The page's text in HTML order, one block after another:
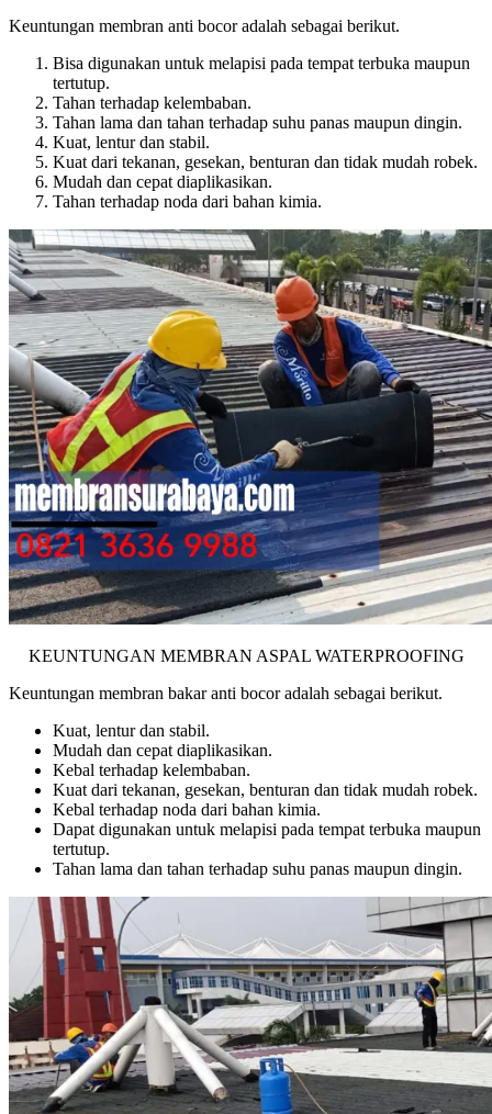
Keuntungan membran anti bocor adalah sebagai berikut.
Bisa digunakan untuk melapisi pada tempat terbuka maupun
tertutup.
Tahan terhadap kelembaban.
Tahan lama dan tahan terhadap suhu panas maupun dingin.
Kuat, lentur dan stabil.
Kuat dari tekanan, gesekan, benturan dan tidak mudah robek.
Mudah dan cepat diaplikasikan.
Tahan terhadap noda dari bahan kimia.
KEUNTUNGAN MEMBRAN ASPAL WATERPROOFING
Keuntungan membran bakar anti bocor adalah sebagai berikut.
Kuat, lentur dan stabil.
Mudah dan cepat diaplikasikan.
Kebal terhadap kelembaban.
Kuat dari tekanan, gesekan, benturan dan tidak mudah robek.
Kebal terhadap noda dari bahan kimia.
Dapat digunakan untuk melapisi pada tempat terbuka maupun
tertutup.
Tahan lama dan tahan terhadap suhu panas maupun dingin.